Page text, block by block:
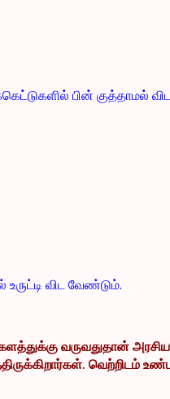
பின் குத்தாமல்
விட வேண்டும்.
த்துக்கு வருவதுதான்
வெற்றிடம்